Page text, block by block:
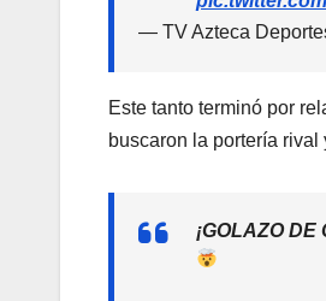
— TV Azteca
Este tanto terminó por
buscaron la portería
¡GOLAZO